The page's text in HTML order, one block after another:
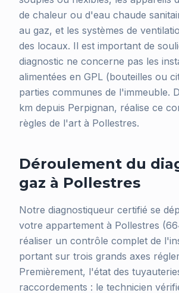
de chaleur ou d'eau chaude
au gaz, et les systèmes de
des locaux. Il est important de
diagnostic ne concerne pas les
alimentées en GPL (bouteilles ou
parties communes de l'immeuble.
km depuis Perpignan, réalise ce
règles de l'art à Pollestres.
Déroulement du
gaz à Pollestres
Notre diagnostiqueur certifié se
votre appartement à Pollestres
réaliser un contrôle complet de
portant sur trois grands axes
Premièrement, l'état des
raccordements : le technicien